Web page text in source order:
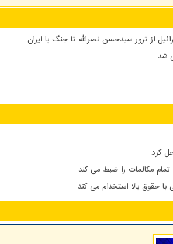
از ترور سیدحسن نصرالله تا جنگ با ایران
مکالمات را ضبط می کند
حقوق بالا استخدام می کند